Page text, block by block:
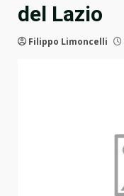
del Lazio
Filippo Limoncelli